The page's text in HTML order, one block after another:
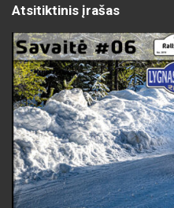
Atsitiktinis įrašas